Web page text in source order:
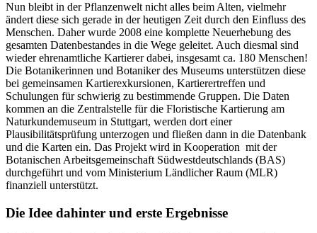
Nun bleibt in der Pflanzenwelt nicht alles beim Alten, vielmehr
ändert diese sich gerade in der heutigen Zeit durch den Einfluss des
Menschen. Daher wurde 2008 eine komplette Neuerhebung des
gesamten Datenbestandes in die Wege geleitet. Auch diesmal sind
wieder ehrenamtliche Kartierer dabei, insgesamt ca. 180 Menschen!
Die Botanikerinnen und Botaniker des Museums unterstützen diese
bei gemeinsamen Kartierexkursionen, Kartierertreffen und
Schulungen für schwierig zu bestimmende Gruppen. Die Daten
kommen an die Zentralstelle für die Floristische Kartierung am
Naturkundemuseum in Stuttgart, werden dort einer
Plausibilitätsprüfung unterzogen und fließen dann in die Datenbank
und die Karten ein. Das Projekt wird in Kooperation mit der
Botanischen Arbeitsgemeinschaft Südwestdeutschlands (BAS)
durchgeführt und vom Ministerium Ländlicher Raum (MLR)
finanziell unterstützt.
Die Idee dahinter und erste Ergebnisse